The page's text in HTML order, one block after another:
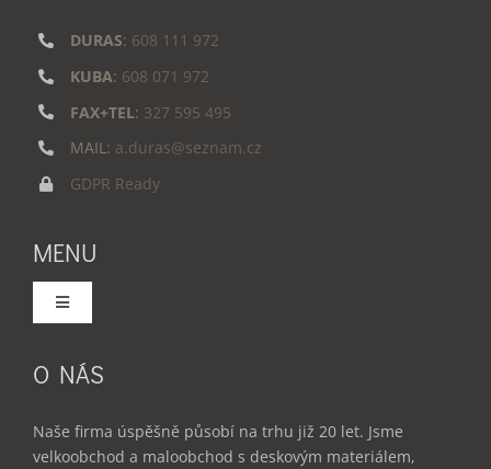
DURAS: 608 111 972
KUBA: 608 071 972
FAX+TEL: 327 595 495
MAIL: a.duras@seznam.cz
GDPR Ready
MENU
Toggle
Služby
O NÁS
Naše firma úspěšně působí na trhu již 20 let. Jsme
velkoobchod a maloobchod s deskovým materiálem,